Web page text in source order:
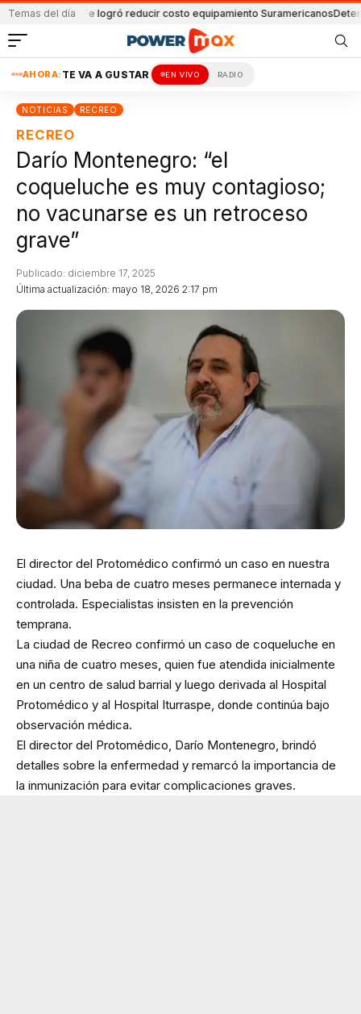
Temas del día
Santa Fe logró reducir costo equipamiento SuramericanosDetenido por
AHORA: TE VA A GUSTAR EN VIVO RADIO
NOTICIAS RECREO
RECREO
Darío Montenegro: “el
coqueluche es muy contagioso;
no vacunarse es un retroceso
grave”
Última actualización: mayo 18, 2026 2:17 pm
Publicado: diciembre 17, 2025
El director del Protomédico confirmó un caso en nuestra
ciudad. Una beba de cuatro meses permanece internada y
controlada. Especialistas insisten en la prevención
temprana.
La ciudad de Recreo confirmó un caso de coqueluche en
una niña de cuatro meses, quien fue atendida inicialmente
en un centro de salud barrial y luego derivada al Hospital
Protomédico y al Hospital Iturraspe, donde continúa bajo
observación médica.
El director del Protomédico, Darío Montenegro, brindó
detalles sobre la enfermedad y remarcó la importancia de
la inmunización para evitar complicaciones graves.